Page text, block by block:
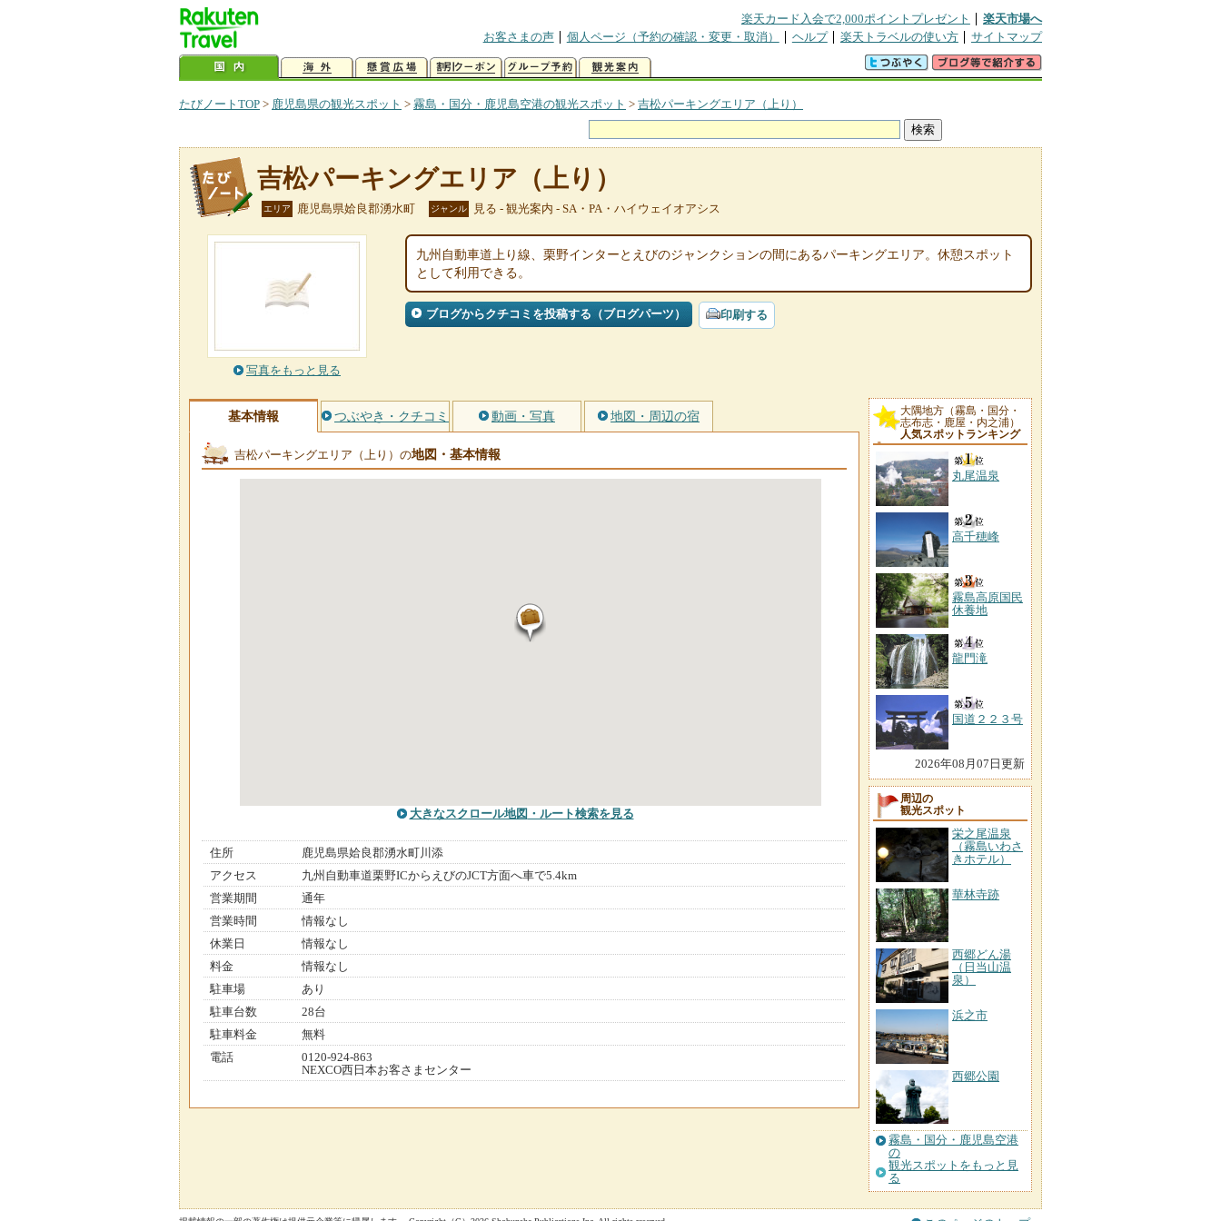
楽天カード入会で2,000ポイントプレゼント
楽天市場へ
お客さまの声
個人ページ（予約の確認・変更・取消） ヘルプ 楽天トラベルの使い方 サイトマップ
たびノートTOP > 鹿児島県の観光スポット > 霧島・国分・鹿児島空港の観光スポット > 吉松パーキングエリア（上り）
吉松パーキングエリア（上り）
エリア 鹿児島県姶良郡湧水町 ジャンル 見る - 観光案内 - SA・PA・ハイウェイオアシス
写真をもっと見る
九州自動車道上り線、栗野インターとえびのジャンクションの間にあるパーキングエリア。休憩スポット
として利用できる。
ブログからクチコミを投稿する（ブログパーツ） 印刷する
基本情報 つぶやき・クチコミ 動画・写真 地図・周辺の宿
吉松パーキングエリア（上り）の地図・基本情報
大きなスクロール地図 ・ルート検索を見る
住所
鹿児島県姶良郡湧水町川添
アクセス
九州自動車道栗野ICからえびのJCT方面へ車で5.4km
営業期間
通年
営業時間
情報なし
休業日
情報なし
料金
情報なし
駐車場
あり
駐車台数
28台
駐車料金
無料
電話
0120-924-863
NEXCO西日本お客さまセンター
大隅地方（霧島・国分・
志布志・鹿屋・内之浦）
人気スポットランキング
丸尾温泉
高千穂峰
霧島高原国民
休養地
龍門滝
国道２２３号
2026年08月07日更新
周辺の
観光スポット
栄之尾温泉
（霧島いわさ
きホテル）
華林寺跡
西郷どん湯
（日当山温
泉）
浜之市
西郷公園
霧島・国分・鹿児島空港
の
観光スポットをもっと見
る